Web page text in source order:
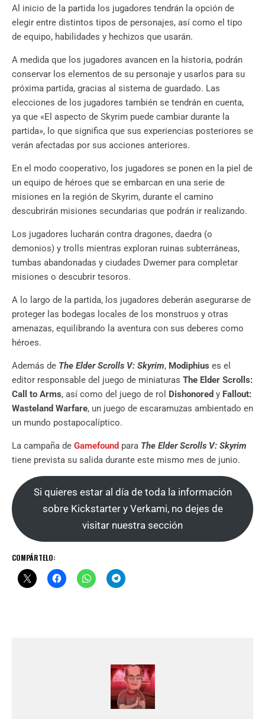
Al inicio de la partida los jugadores tendrán la opción de
elegir entre distintos tipos de personajes, así como el tipo
de equipo, habilidades y hechizos que usarán.
A medida que los jugadores avancen en la historia, podrán
conservar los elementos de su personaje y usarlos para su
próxima partida, gracias al sistema de guardado. Las
elecciones de los jugadores también se tendrán en cuenta,
ya que «El aspecto de Skyrim puede cambiar durante la
partida», lo que significa que sus experiencias posteriores se
verán afectadas por sus acciones anteriores.
En el modo cooperativo, los jugadores se ponen en la piel de
un equipo de héroes que se embarcan en una serie de
misiones en la región de Skyrim, durante el camino
descubrirán misiones secundarias que podrán ir realizando.
Los jugadores lucharán contra dragones, daedra (o
demonios) y trolls mientras exploran ruinas subterráneas,
tumbas abandonadas y ciudades Dwemer para completar
misiones o descubrir tesoros.
A lo largo de la partida, los jugadores deberán asegurarse de
proteger las bodegas locales de los monstruos y otras
amenazas, equilibrando la aventura con sus deberes como
héroes.
Además de The Elder Scrolls V: Skyrim, Modiphius es el
editor responsable del juego de miniaturas The Elder Scrolls:
Call to Arms, así como del juego de rol Dishonored y Fallout:
Wasteland Warfare, un juego de escaramuzas ambientado en
un mundo postapocalíptico.
La campaña de Gamefound para The Elder Scrolls V: Skyrim
tiene prevista su salida durante este mismo mes de junio.
Si quieres estar al día de toda la información
sobre Kickstarter y Verkami, no dejes de
visitar nuestra sección
COMPÁRTELO: